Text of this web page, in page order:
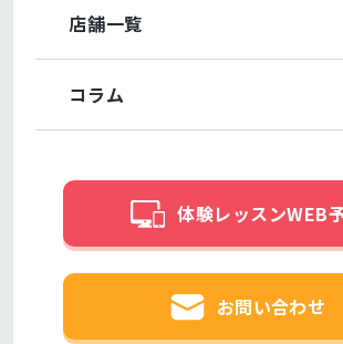
店舗一覧
コラム
体験レッスンWEB
お問い合わせ